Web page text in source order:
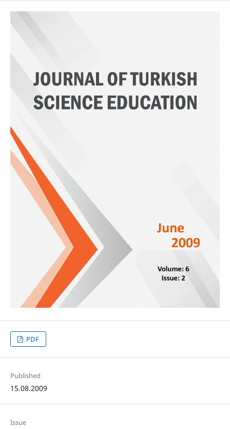
PDF
Published
15.08.2009
Issue